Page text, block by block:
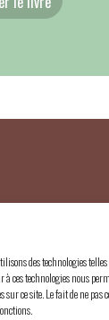
des technologies
ces technologies nous
ce site. Le fait de ne
Bruxelles